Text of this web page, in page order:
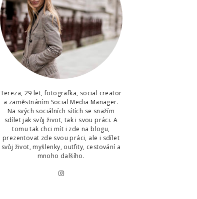
Tereza, 29 let, fotografka, social creator
a zaměstnáním Social Media Manager.
Na svých sociálních sítích se snažím
sdílet jak svůj život, tak i svou práci. A
tomu tak chci mít i zde na blogu,
prezentovat zde svou práci, ale i sdílet
svůj život, myšlenky, outfity, cestování a
mnoho dalšího.